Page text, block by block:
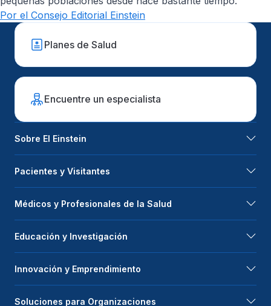
Por el Consejo Editorial Einstein
Planes de Salud
Encuentre un especialista
Sobre El Einstein
Pacientes y Visitantes
Médicos y Profesionales de la Salud
Educación y Investigación
Innovación y Emprendimiento
Soluciones para Organizaciones